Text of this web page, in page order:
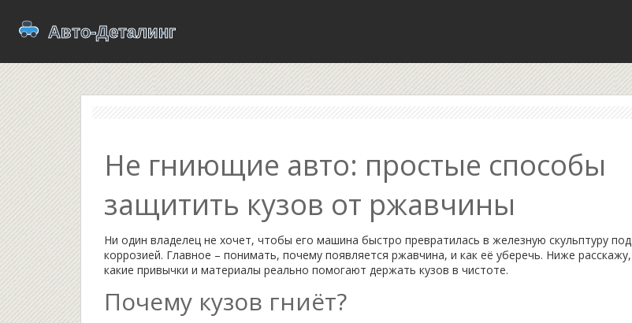
Не гниющие авто: простые способы
защитить кузов от ржавчины
Ни один владелец не хочет, чтобы его машина быстро превратилась в железную скульптуру под
коррозией. Главное – понимать, почему появляется ржавчина, и как её уберечь. Ниже расскажу,
какие привычки и материалы реально помогают держать кузов в чистоте.
Почему кузов гниёт?